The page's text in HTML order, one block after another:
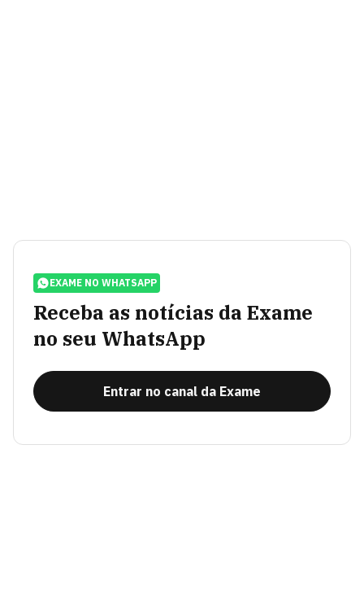
EXAME NO WHATSAPP
Receba as notícias da Exame
no seu WhatsApp
Entrar no canal da Exame